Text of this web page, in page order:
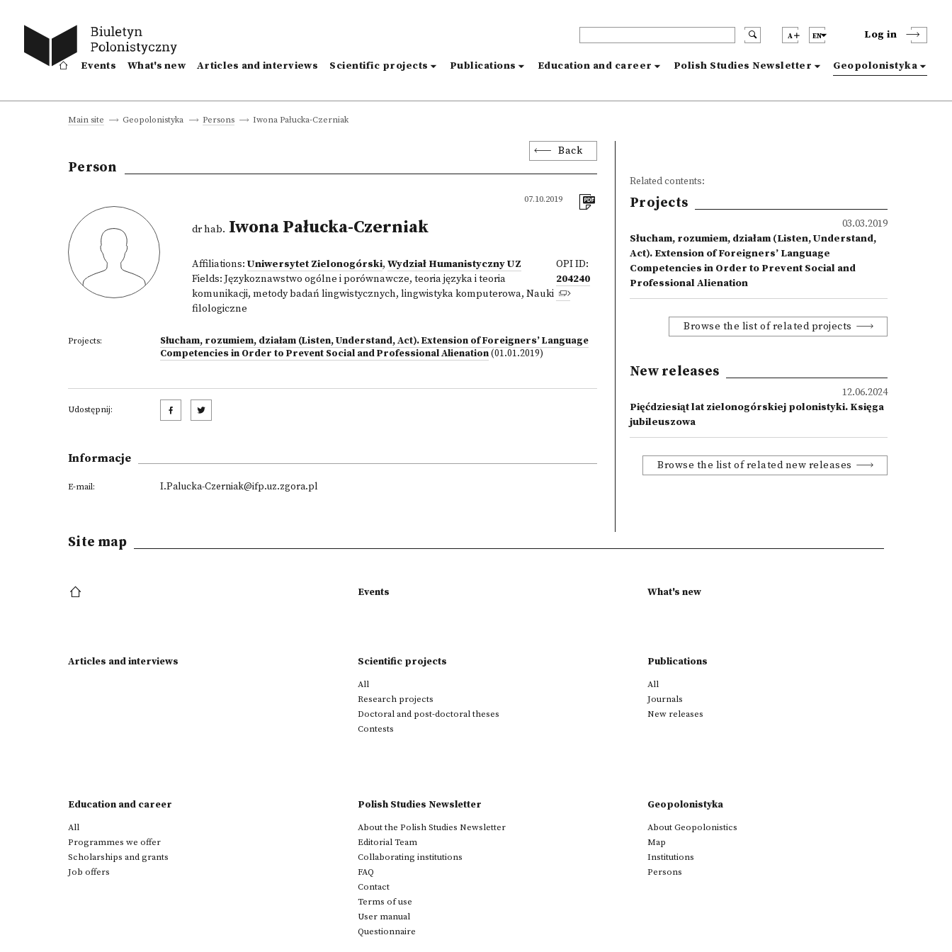
A EN Log in
Events What's new Articles and interviews Scientific projects Publications Education and career Polish Studies Newsletter Geopolonistyka
Main site Geopolonistyka Persons Iwona Pałucka-Czerniak
Back
Person
07.10.2019
dr hab. Iwona Pałucka-Czerniak
Affiliations: Uniwersytet Zielonogórski, Wydział Humanistyczny UZ
Fields: Językoznawstwo ogólne i porównawcze, teoria języka i teoria
komunikacji, metody badań lingwistycznych, lingwistyka komputerowa, Nauki
filologiczne
OPI ID:
204240
Projects:
Słucham, rozumiem, działam (Listen, Understand, Act). Extension of Foreigners’ Language
Competencies in Order to Prevent Social and Professional Alienation(01.01.2019)
Udostępnij:
Informacje
E-mail: I.Palucka-Czerniak@ifp.uz.zgora.pl
Related contents:
Projects
03.03.2019
Słucham, rozumiem, działam (Listen, Understand,
Act). Extension of Foreigners’ Language
Competencies in Order to Prevent Social and
Professional Alienation
Browse the list of related projects
New releases
12.06.2024
Pięćdziesiąt lat zielonogórskiej polonistyki. Księga
jubileuszowa
Browse the list of related new releases
Site map
Events What's new
Articles and interviews Scientific projects
All
Research projects
Doctoral and post-doctoral theses
Contests
Publications
All
Journals
New releases
Education and career
All
Programmes we offer
Scholarships and grants
Job offers
Polish Studies Newsletter
About the Polish Studies Newsletter
Editorial Team
Collaborating institutions
FAQ
Contact
Terms of use
User manual
Questionnaire
Geopolonistyka
About Geopolonistics
Map
Institutions
Persons